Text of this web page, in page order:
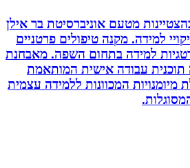
מטעם אוניברסיטת בר אילן
למידה. מקנה טיפולים פרטניים
למידה בתחום השפה. מאבחנת
עבודה אישית המותאמת
המכוונות ללמידה עצמית